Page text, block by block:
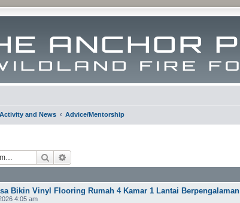
and News Advice/Mentorship
Search
Bikin Vinyl Flooring Rumah 4 Kamar 1 Lantai Berpengalaman
4:05 am